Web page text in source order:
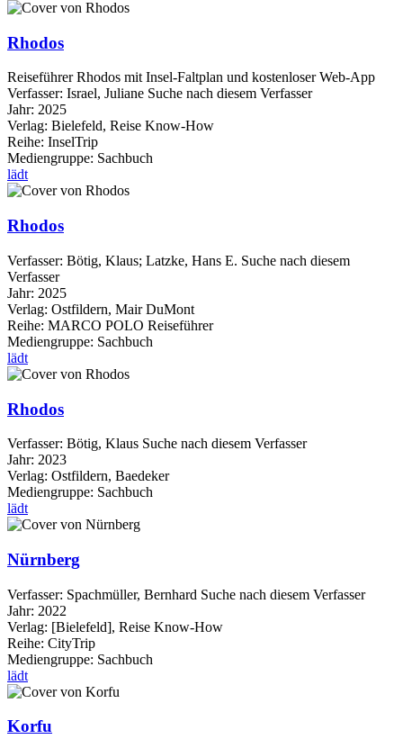
Rhodos
Reiseführer Rhodos mit Insel-Faltplan und kostenloser Web-App
Verfasser: Israel, Juliane Suche nach diesem Verfasser
Jahr: 2025
Verlag: Bielefeld, Reise Know-How
Reihe: InselTrip
Mediengruppe: Sachbuch
lädt
Rhodos
Verfasser: Bötig, Klaus; Latzke, Hans E. Suche nach diesem
Verfasser
Jahr: 2025
Verlag: Ostfildern, Mair DuMont
Reihe: MARCO POLO Reiseführer
Mediengruppe: Sachbuch
lädt
Rhodos
Verfasser: Bötig, Klaus Suche nach diesem Verfasser
Jahr: 2023
Verlag: Ostfildern, Baedeker
Mediengruppe: Sachbuch
lädt
Nürnberg
Verfasser: Spachmüller, Bernhard Suche nach diesem Verfasser
Jahr: 2022
Verlag: [Bielefeld], Reise Know-How
Reihe: CityTrip
Mediengruppe: Sachbuch
lädt
Korfu